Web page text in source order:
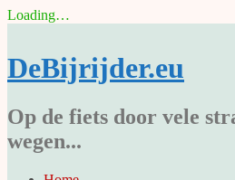
Loading…
content
DeBijrijder.eu
Op de fiets door vele
wegen...